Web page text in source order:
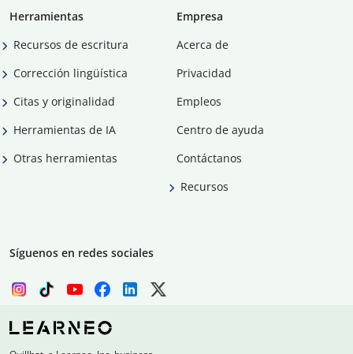
Herramientas
Recursos de escritura
Corrección lingüística
Citas y originalidad
Herramientas de IA
Otras herramientas
Empresa
Acerca de
Privacidad
Empleos
Centro de ayuda
Contáctanos
Recursos
Síguenos en redes sociales